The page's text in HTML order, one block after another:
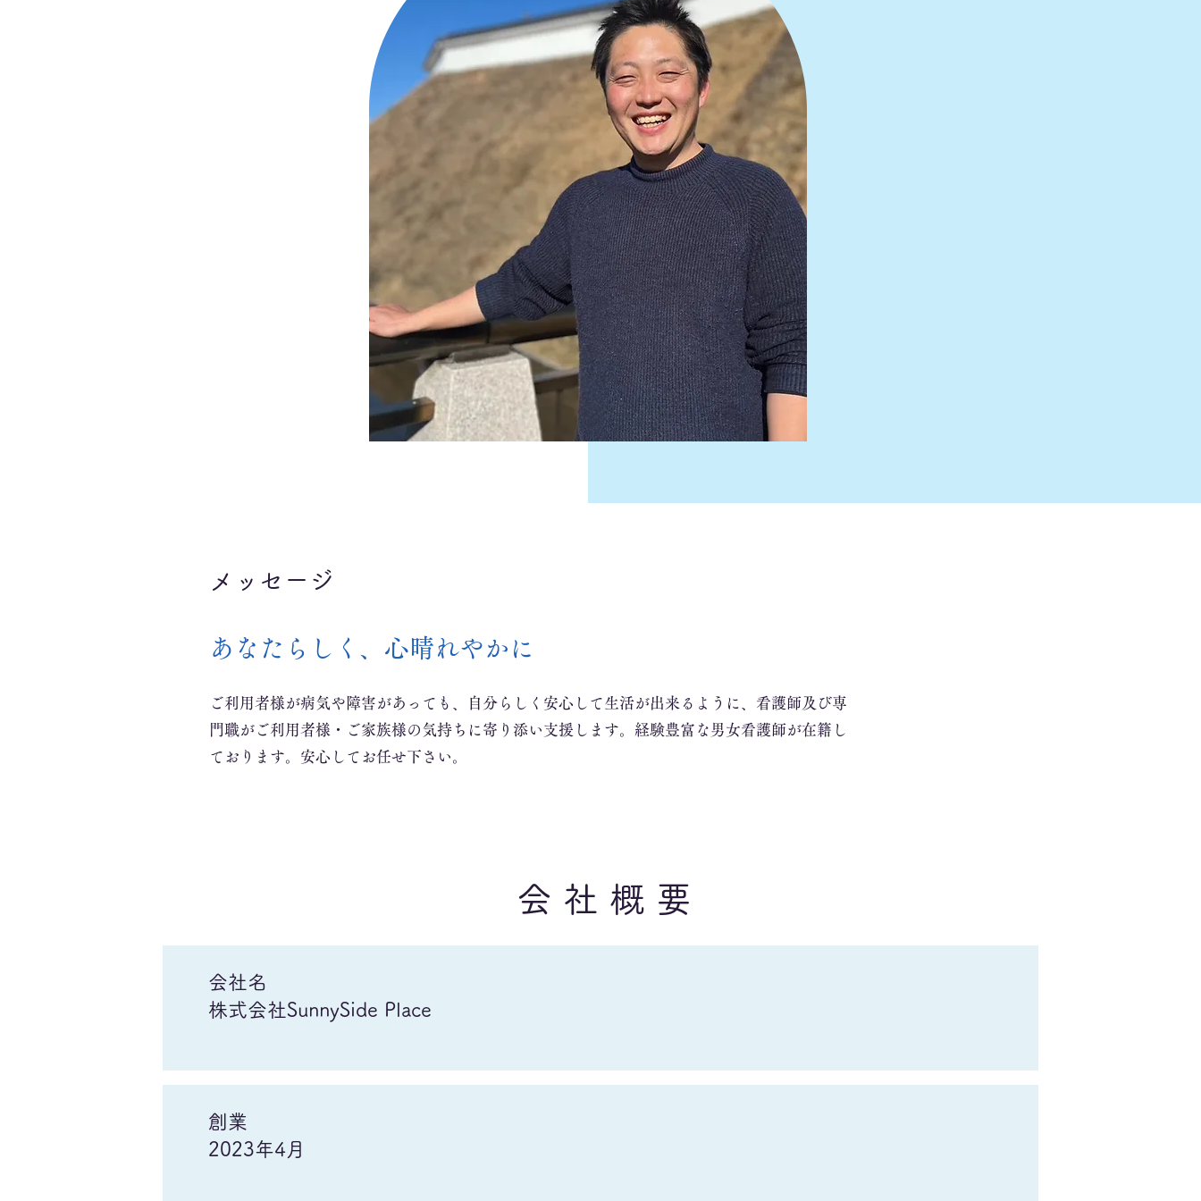
メッセージ
​あなたらしく、心晴れやかに
ご利用者様が病気や障害があっても、自分らしく安心して生活が出来るように、看護師及び専
門職がご利用者様・ご家族様の気持ちに寄り添い支援します。経験豊富な男女看護師が在籍し
ております。安心してお任せ下さい。
会社概要
会社名
株式会社SunnySide Place
創業
​2023年4月